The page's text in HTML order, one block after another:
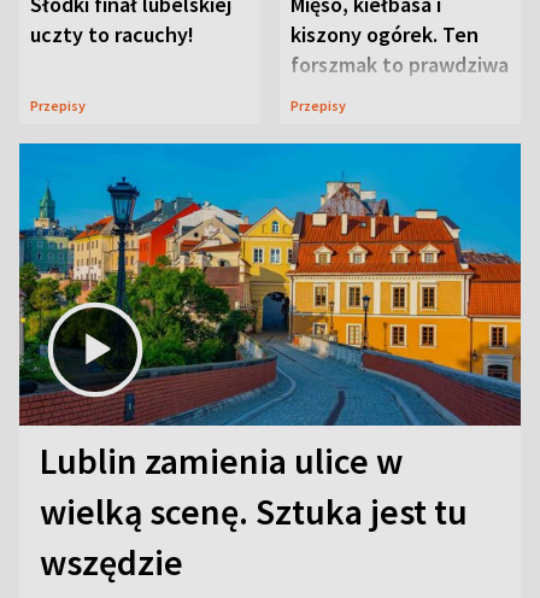
uczty to racuchy!
Przepisy
kiszony ogórek. Ten
forszmak to prawdziwa
uczta
Przepisy
Lublin zamienia ulice w
wielką scenę. Sztuka jest tu
wszędzie